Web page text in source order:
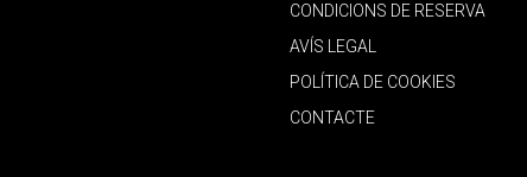
CONDICIONS DE RESERVA
AVÍS LEGAL
POLÍTICA DE COOKIES
CONTACTE